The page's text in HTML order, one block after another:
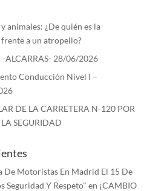
animales: ¿De quién es la
a un atropello?
ALCARRAS- 28/06/2026
Conducción Nivel I –
DE LA CARRETERA N-120 POR
SEGURIDAD
De Motoristas En Madrid El 15 De
Seguridad Y Respeto" en ¡CAMBIO